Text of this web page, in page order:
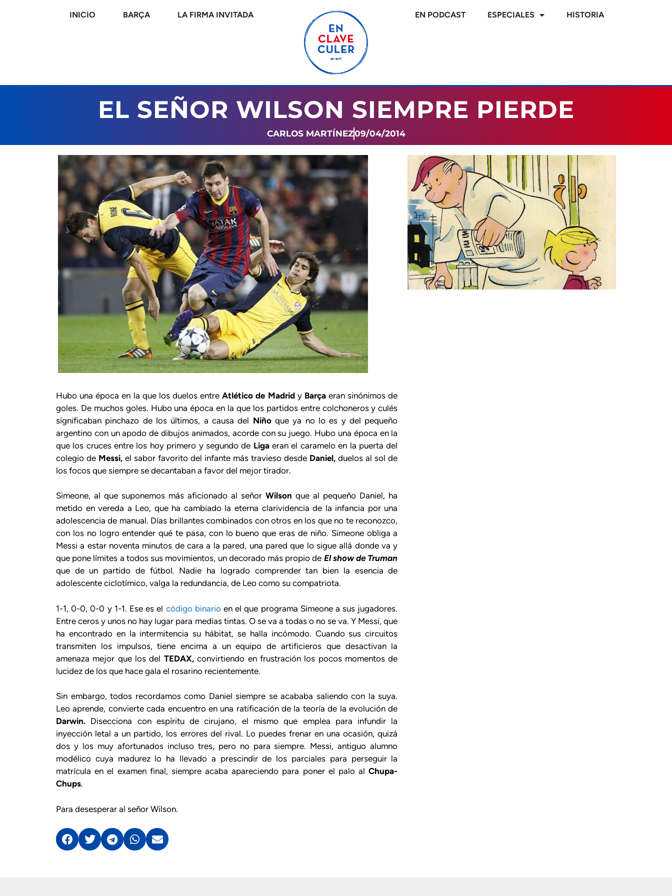
INICIO BARÇA LA FIRMA INVITADA EN PODCAST ESPECIALES HISTORIA
EL SEÑOR WILSON SIEMPRE PIERDE
CARLOS MARTÍNEZ09/04/2014
Hubo una época en la que los duelos entreAtlético de Madridy Barçaeran sinónimos de
goles. De muchos goles. Hubo una época en la que los partidos entre colchoneros y culés
significaban pinchazo de los últimos, a causa del Niñoque ya no lo es y del pequeño
argentino con un apodo de dibujos animados, acorde con su juego. Hubo una época en la
que los cruces entre los hoy primero y segundo de Ligaeran el caramelo en la puerta del
colegio de Messi, el sabor favorito del infante más travieso desde Daniel, duelos al sol de
los focos que siempre se decantaban a favor del mejor tirador.
Simeone, al que suponemos más aficionado al señorWilson que al pequeño Daniel, ha
metido en vereda a Leo, que ha cambiado la eterna clarividencia de la infancia por una
adolescencia de manual. Días brillantes combinados con otros en los que no te reconozco,
con los no logro entender qué te pasa, con lo bueno que eras de niño. Simeone obliga a
Messi a estar noventa minutos de cara a la pared, una pared que lo sigue allá donde va y
que pone límites a todos sus movimientos, un decorado más propio de El show de Truman
que de un partido de fútbol. Nadie ha logrado comprender tan bien la esencia de
adolescente ciclotímico, valga la redundancia, de Leo como su compatriota.
1-1, 0-0, 0-0 y 1-1. Ese es el código binarioen el que programa Simeone a sus jugadores.
Entre ceros y unos no hay lugar para medias tintas. O se va a todas o no se va. Y Messi, que
ha encontrado en la intermitencia su hábitat, se halla incómodo. Cuando sus circuitos
transmiten los impulsos, tiene encima a un equipo de artificieros que desactivan la
amenaza mejor que los del TEDAX,convirtiendo en frustración los pocos momentos de
lucidez de los que hace gala el rosarino recientemente.
Sin embargo, todos recordamos como Daniel siempre se acababa saliendo con la suya.
Leo aprende, convierte cada encuentro en una ratificación de la teoría de la evolución de
Darwin. Disecciona con espíritu de cirujano, el mismo que emplea para infundir la
inyección letal a un partido, los errores del rival. Lo puedes frenar en una ocasión, quizá
dos y los muy afortunados incluso tres, pero no para siempre. Messi, antiguo alumno
modélico cuya madurez lo ha llevado a prescindir de los parciales para perseguir la
matrícula en el examen final, siempre acaba apareciendo para poner el palo alChupa-
Chups.
Para desesperar al señor Wilson.